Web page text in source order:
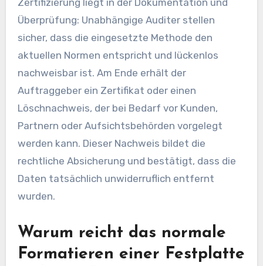
Überprüfung: Unabhängige Auditer stellen
sicher, dass die eingesetzte Methode den
aktuellen Normen entspricht und lückenlos
nachweisbar ist. Am Ende erhält der
Auftraggeber ein Zertifikat oder einen
Löschnachweis, der bei Bedarf vor Kunden,
Partnern oder Aufsichtsbehörden vorgelegt
werden kann. Dieser Nachweis bildet die
rechtliche Absicherung und bestätigt, dass die
Daten tatsächlich unwiderruflich entfernt
wurden.
Warum reicht das normale
Formatieren einer Festplatte